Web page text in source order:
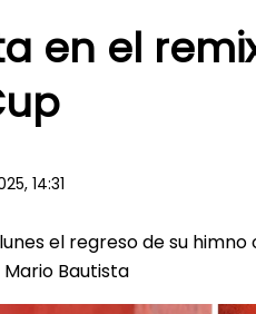
en el
14:31
el regreso de su
Bautista